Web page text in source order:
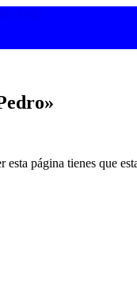
esta página tienes que